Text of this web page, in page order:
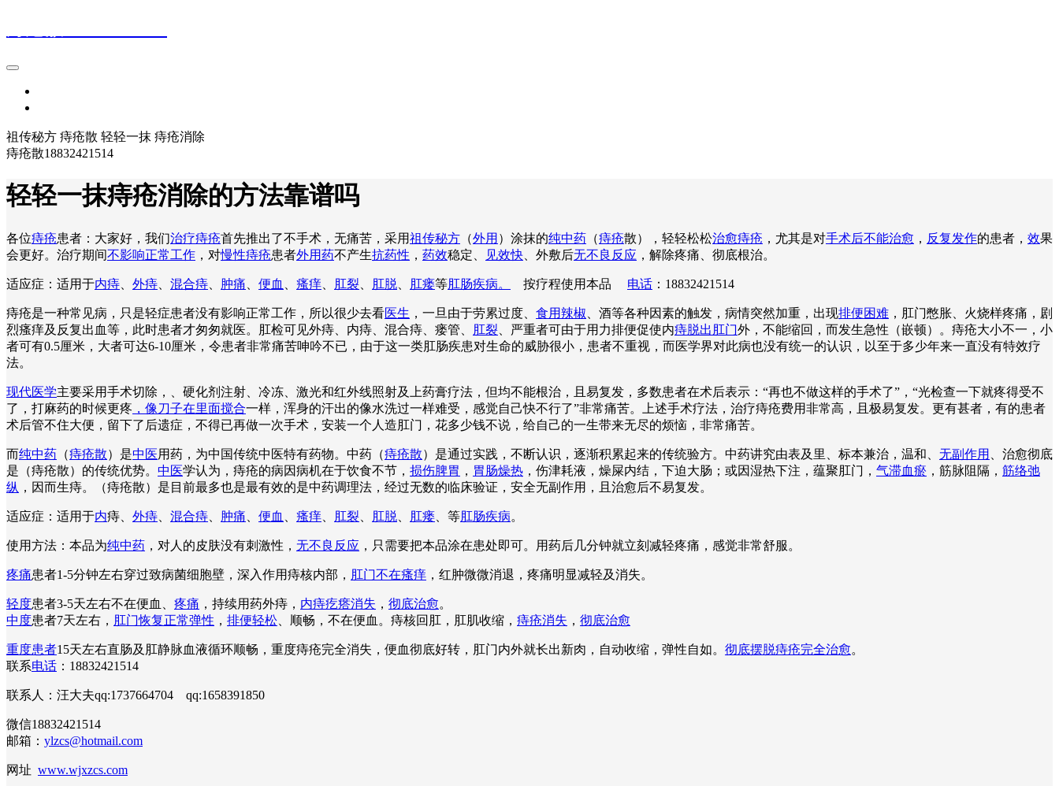
祖传秘方 痔疮散 轻轻一抹 痔疮消除
痔疮散18832421514
轻轻一抹痔疮消除的方法靠谱吗
各位痔疮患者：大家好，我们治疗痔疮首先推出了不手术，无痛苦，采用祖传秘方 （外用 ）涂抹的纯中药 （痔疮散），轻轻松松治愈痔疮 ，尤其是对手术后不能治愈 ， 反复发作的患者， 效果
会更好。治疗期间不影响正常工作 ，对慢性痔疮患者外用药不产生抗药性 ， 药效稳定、 见效快 、外敷后无不良反应 ，解除疼痛、彻底根治。
适应症：适用于内痔 外痔 混合痔 肿痛 便血 瘙痒 肛裂 肛脱 肛瘘等肛肠疾病。 按疗程使用本品 电话 ：18832421514
痔疮是一种常见病，只是轻症患者没有影响正常工作，所以很少去看医生 ，一旦由于劳累过度、 食用辣椒 、酒等各种因素的触发，病情突然加重，出现排便困难 ，肛门憋胀、火烧样疼痛，剧
烈瘙痒及反复出血等，此时患者才匆匆就医。肛检可见外痔、内痔、混合痔、瘘管、
肛裂 、严重者可由于用力排便促使内痔脱出肛门外，不能缩回，而发生急性（嵌顿）。痔疮大小不一，小
者可有0.5厘米，大者可达6-10厘米，令患者非常痛苦呻吟不已，由于这一类肛肠疾患对生命的威胁很小，患者不重视，而医学界对此病也没有统一的认识，以至于多少年来一直没有特效疗
法。
现代医学主要采用手术切除，、硬化剂注射、冷冻、激光和红外线照射及上药膏疗法，但均不能根治，且易复发，多数患者在术后表示：“再也不做这样的手术了”，“光检查一下就疼得受不
了，打麻药的时候更疼 ，像刀子在里面搅合一样，浑身的汗出的像水洗过一样难受，感觉自己快不行了”非常痛苦。上述手术疗法，治疗痔疮费用非常高，且极易复发。更有甚者，有的患者
术后管不住大便，留下了后遗症，不得已再做一次手术，安装一个人造肛门，花多少钱不说，给自己的一生带来无尽的烦恼，非常痛苦。
而纯中药 （痔疮散）是中医用药，为中国传统中医特有药物。中药（痔疮散）是通过实践，不断认识，逐渐积累起来的传统验方。中药讲究由表及里、标本兼治，温和、 无副作用
、治愈彻底
是（痔疮散）的传统优势。 中医学认为，痔疮的病因病机在于饮食不节， 损伤脾胃 ， 胃肠燥热 ，伤津耗液，燥屎内结，下迫大肠；或因湿热下注，蕴聚肛门， 气滞血瘀 ，筋脉阻隔， 筋络弛
纵 ，因而生痔。（痔疮散）是目前最多也是最有效的是中药调理法，经过无数的临床验证，安全无副作用，且治愈后不易复发。
适应症：适用于内痔、 外痔 混合痔 肿痛 便血 瘙痒 肛裂 肛脱 肛瘘 、等肛肠疾病。
使用方法：本品为纯中药 ，对人的皮肤没有刺激性， 无不良反应 ，只需要把本品涂在患处即可。用药后几分钟就立刻减轻疼痛，感觉非常舒服。
疼痛患者1-5分钟左右穿过致病菌细胞壁，深入作用痔核内部， 肛门不在瘙痒 ，红肿微微消退，疼痛明显减轻及消失。
轻度患者3-5天左右不在便血、 疼痛 ，持续用药外痔， 内痔疙瘩消失 ， 彻底治愈。
中度患者7天左右， 肛门恢复正常弹性 ， 排便轻松 、顺畅，不在便血。痔核回肛，肛肌收缩， 痔疮消失 ， 彻底治愈
重度患者15天左右直肠及肛静脉血液循环顺畅，重度痔疮完全消失，便血彻底好转，肛门内外就长出新肉，自动收缩，弹性自如。 彻底摆脱痔疮完全治愈。
联系电话 ：18832421514
联系人：汪大夫qq:1737664704 qq:1658391850
微信18832421514
邮箱： ylzcs@hotmail.com
网址 www.wjxzcs.com